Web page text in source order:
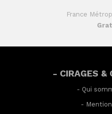
France
- CIRAGES &
- Qui
-